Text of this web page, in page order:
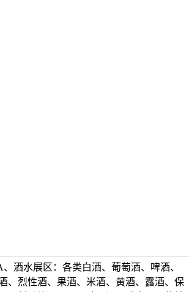
、酒水展区：各类白酒、葡萄酒、啤酒、
、烈性酒、果酒、米酒、黄酒、露酒、保